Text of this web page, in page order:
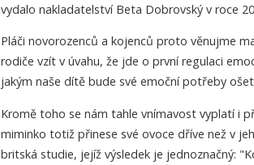
vydalo nakladatelství Beta Dobrovský v roce
Pláči novorozenců a kojenců proto věnujme
rodiče vzít v úvahu, že jde o první regulaci
jakým naše dítě bude své emoční potřeby
Kromě toho se nám tahle vnímavost vyplatí i
miminko totiž přinese své ovoce dříve než v
britská studie, jejíž výsledek je jednoznačný: